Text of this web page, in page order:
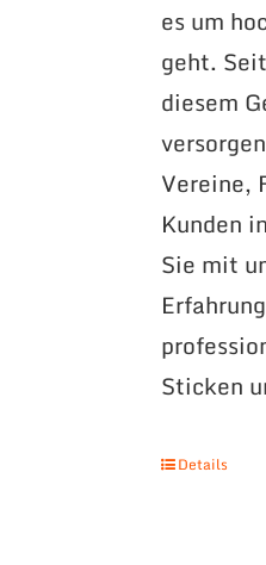
es um
geht.
diesem
Vereine,
Kunden
Sie mit
Sticken
Details